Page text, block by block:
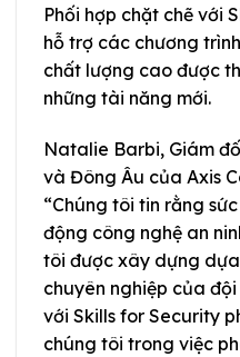
Phối hợp chặt chẽ với
hỗ trợ các chương
chất lượng cao được
những tài năng mới.
Natalie Barbi, Giám
và Đông Âu của Axis
“Chúng tôi tin rằng
động công nghệ an
tôi được xây dựng
chuyên nghiệp của
với Skills for Security
chúng tôi trong việc